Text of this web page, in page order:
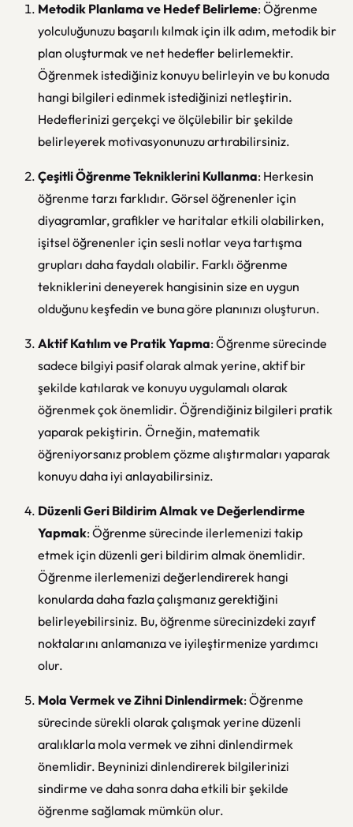
Metodik Planlama ve Hedef Belirleme: Öğrenme
yolculuğunuzu başarılı kılmak için ilk adım, metodik bir
plan oluşturmak ve net hedefler belirlemektir.
Öğrenmek istediğiniz konuyu belirleyin ve bu konuda
hangi bilgileri edinmek istediğinizi netleştirin.
Hedeflerinizi gerçekçi ve ölçülebilir bir şekilde
belirleyerek motivasyonunuzu artırabilirsiniz.
Çeşitli Öğrenme Tekniklerini Kullanma: Herkesin
öğrenme tarzı farklıdır. Görsel öğrenenler için
diyagramlar, grafikler ve haritalar etkili olabilirken,
işitsel öğrenenler için sesli notlar veya tartışma
grupları daha faydalı olabilir. Farklı öğrenme
tekniklerini deneyerek hangisinin size en uygun
olduğunu keşfedin ve buna göre planınızı oluşturun.
Aktif Katılım ve Pratik Yapma: Öğrenme sürecinde
sadece bilgiyi pasif olarak almak yerine, aktif bir
şekilde katılarak ve konuyu uygulamalı olarak
öğrenmek çok önemlidir. Öğrendiğiniz bilgileri pratik
yaparak pekiştirin. Örneğin, matematik
öğreniyorsanız problem çözme alıştırmaları yaparak
konuyu daha iyi anlayabilirsiniz.
Düzenli Geri Bildirim Almak ve Değerlendirme
Yapmak: Öğrenme sürecinde ilerlemenizi takip
etmek için düzenli geri bildirim almak önemlidir.
Öğrenme ilerlemenizi değerlendirerek hangi
konularda daha fazla çalışmanız gerektiğini
belirleyebilirsiniz. Bu, öğrenme sürecinizdeki zayıf
noktalarını anlamanıza ve iyileştirmenize yardımcı
olur.
Mola Vermek ve Zihni Dinlendirmek: Öğrenme
sürecinde sürekli olarak çalışmak yerine düzenli
aralıklarla mola vermek ve zihni dinlendirmek
önemlidir. Beyninizi dinlendirerek bilgilerinizi
sindirme ve daha sonra daha etkili bir şekilde
öğrenme sağlamak mümkün olur.